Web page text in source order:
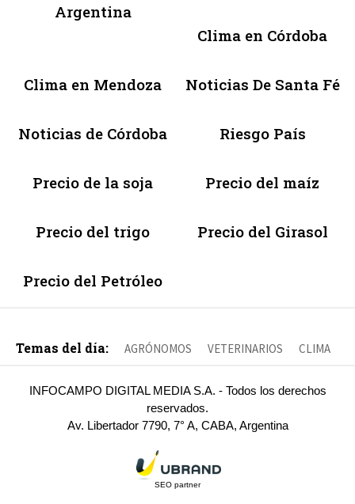
Argentina
Clima en Córdoba
Clima en Mendoza Noticias De Santa Fé
Noticias de Córdoba Riesgo País
Precio de la soja Precio del maíz
Precio del trigo Precio del Girasol
Precio del Petróleo
Temas del día: AGRÓNOMOS VETERINARIOS CLIMA
INFOCAMPO DIGITAL MEDIA S.A. - Todos los derechos
reservados.
Av. Libertador 7790, 7° A, CABA, Argentina
SEO partner